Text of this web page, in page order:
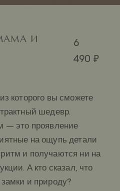
И
6
490 ₽
которого вы сможете
шедевр.
– это проявление
на ощупь детали
и получаются ни на
А кто сказал, что
и природу?